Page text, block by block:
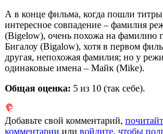
А в конце фильма, когда пошли
интересное совпадение – фамилия
(Bigelow), очень похожа на фамилию
Бигалоу (Bigalow), хотя в первом
другая, непохожая фамилия; но у
одинаковые имена – Майк (Mike).
Общая оценка: 5 из 10 (так себе).
Добавьте свой комментарий,
комментарии или войдите, чтобы